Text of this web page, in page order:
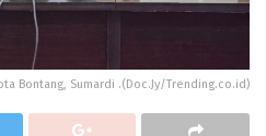
Bontang, Sumardi .(Doc.Jy/Trending.co.id)